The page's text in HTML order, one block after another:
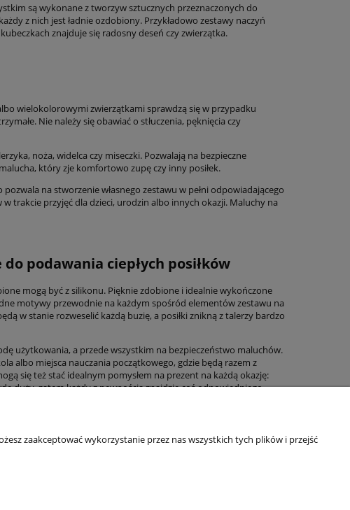
są wykonane z tworzyw sztucznych przeznaczonych do
z nich jest ładnie ozdobiony. Przykładowo zestawy naczyń
znajduje się radosny deseń czy zwierzątka.
wielokolorowymi zwierzątkami sprawdzą się w przypadku
Nie należy się obawiać o stłuczenia, pęknięcia czy
noża, widelca czy miseczki. Pozwalają na bezpieczne
który zje komfortowo zupę czy inny posiłek.
na stworzenie własnego zestawu w pełni odpowiadającego
trakcie przyjęć dla dzieci, urodzin albo innych okazji. Maluchy na
podawania ciepłych posiłków
mogą być z silikonu. Pięknie zdobione i idealnie wykończone
motywy przewodnie na każdym spośród elementów zestawu na
w stanie rozweselić każdą buzię, a posiłki znikną z talerzy bardzo
użytkowania, a przede wszystkim na bezpieczeństwo maluchów.
albo miejsca nauczania początkowego, gdzie będą razem z
się też stać idealnym pomysłem na prezent na każdą okazję:
duży, zatem każdy z pewnością znajdzie coś odpowiedniego.
Informacje o sklepie
zaakceptować wykorzystanie przez nas wszystkich tych plików i przejść